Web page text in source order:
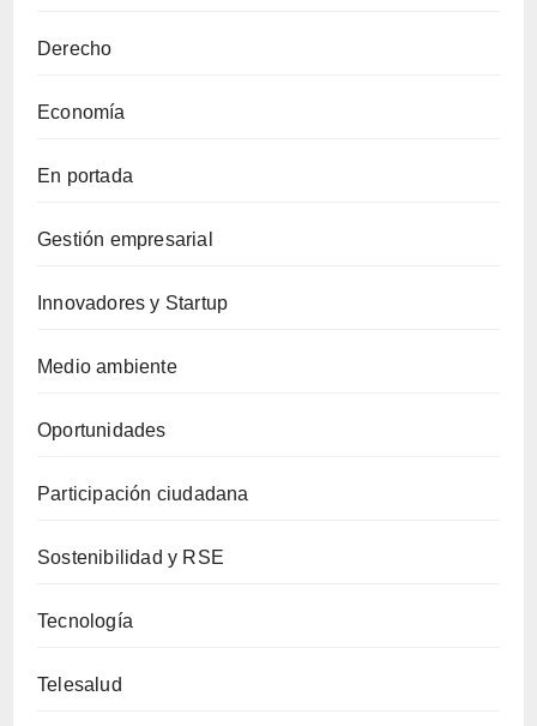
Derecho
Economía
En portada
Gestión empresarial
Innovadores y Startup
Medio ambiente
Oportunidades
Participación ciudadana
Sostenibilidad y RSE
Tecnología
Telesalud